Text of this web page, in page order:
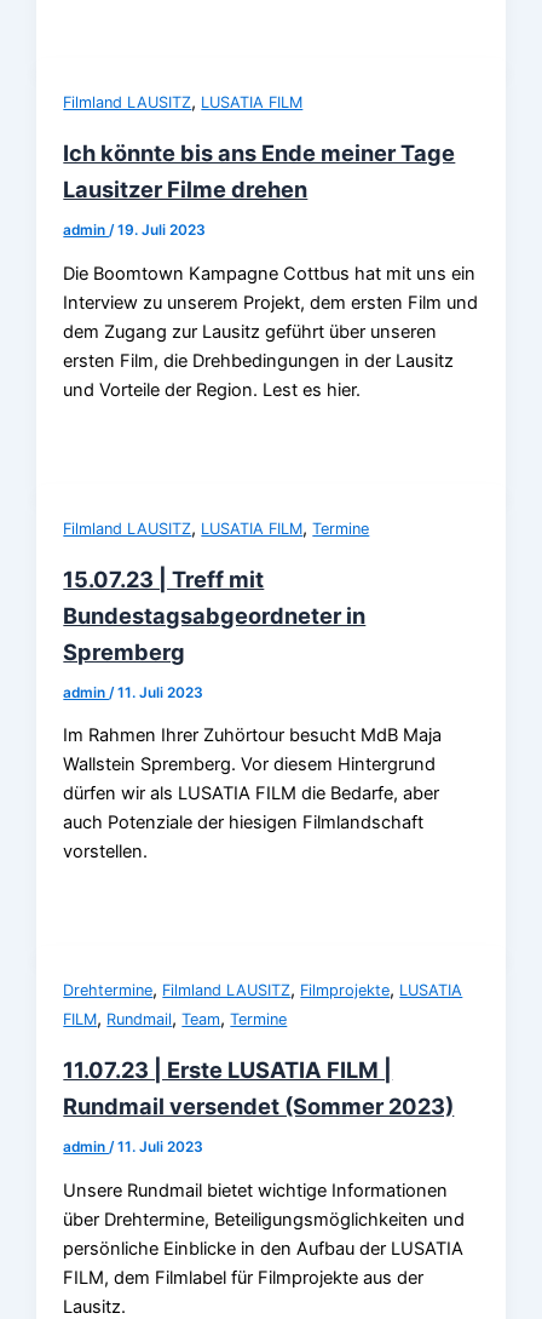
Filmland LAUSITZ, LUSATIA FILM
Ich könnte bis ans Ende meiner Tage
Lausitzer Filme drehen
admin/19. Juli 2023
Die Boomtown Kampagne Cottbus hat mit uns ein
Interview zu unserem Projekt, dem ersten Film und
dem Zugang zur Lausitz geführt über unseren
ersten Film, die Drehbedingungen in der Lausitz
und Vorteile der Region. Lest es hier.
Filmland LAUSITZ, LUSATIA FILM,Termine
15.07.23 | Treff mit
Bundestagsabgeordneter in
Spremberg
admin /11. Juli 2023
Im Rahmen Ihrer Zuhörtour besucht MdB Maja
Wallstein Spremberg. Vor diesem Hintergrund
dürfen wir als LUSATIA FILM die Bedarfe, aber
auch Potenziale der hiesigen Filmlandschaft
vorstellen.
Drehtermine, Filmland LAUSITZ, Filmprojekte, LUSATIA
FILM, Rundmail,Team,Termine
11.07.23 | Erste LUSATIA FILM |
Rundmail versendet (Sommer 2023)
admin/11. Juli 2023
Unsere Rundmail bietet wichtige Informationen
über Drehtermine, Beteiligungsmöglichkeiten und
persönliche Einblicke in den Aufbau der LUSATIA
FILM, dem Filmlabel für Filmprojekte aus der
Lausitz.